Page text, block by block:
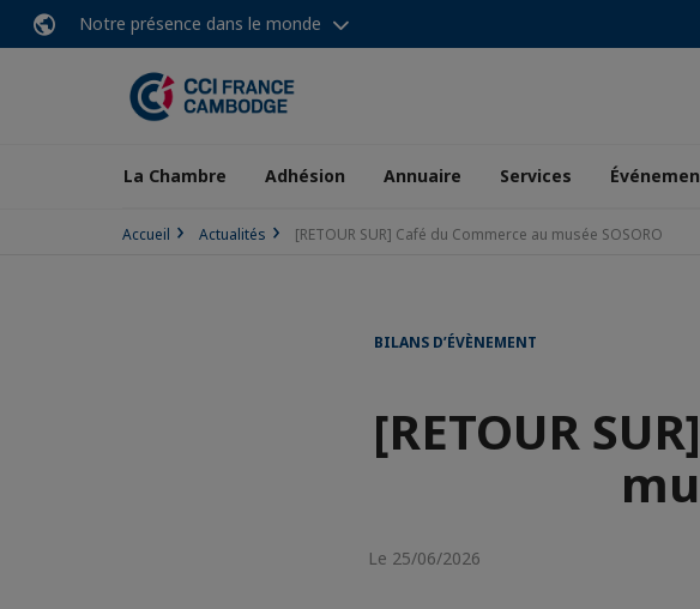
Notre présence dans le monde
La Chambre Adhésion Annuaire Services
Accueil Actualités [RETOUR SUR] Café du Commerce au musée SOSORO
BILANS D’ÉVÈNEMENT
[RETOUR
Le 25/06/2026